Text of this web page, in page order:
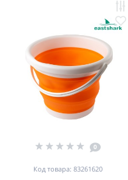
0
Код товара: 83261620